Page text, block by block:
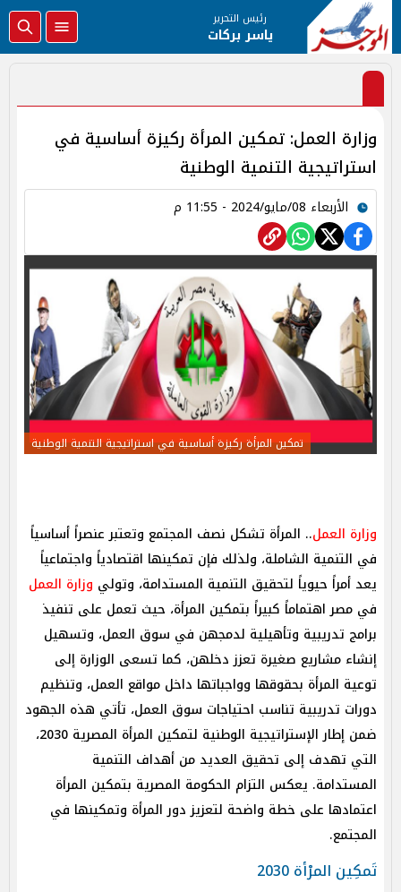
رئيس التحرير
ياسر بركات
وزارة العمل: تمكين المرأة ركيزة أساسية في
استراتيجية التنمية الوطنية
الأربعاء 08/مايو/2024 - 11:55 م
تمكين المرأة ركيزة أساسية في استراتيجية التنمية الوطنية
وزارة العمل.. المرأة تشكل نصف المجتمع وتعتبر عنصراً أساسياً
في التنمية الشاملة، ولذلك فإن تمكينها اقتصادياً واجتماعياً
يعد أمراً حيوياً لتحقيق التنمية المستدامة، وتولي وزارة العمل
في مصر اهتماماً كبيراً بتمكين المرأة، حيث تعمل على تنفيذ
برامج تدريبية وتأهيلية لدمجهن في سوق العمل، وتسهيل
إنشاء مشاريع صغيرة تعزز دخلهن، كما تسعى الوزارة إلى
توعية المرأة بحقوقها وواجباتها داخل مواقع العمل، وتنظيم
دورات تدريبية تناسب احتياجات سوق العمل، تأتي هذه الجهود
ضمن إطار الإستراتيجية الوطنية لتمكين المرأة المصرية 2030،
التي تهدف إلى تحقيق العديد من أهداف التنمية
المستدامة. يعكس التزام الحكومة المصرية بتمكين المرأة
اعتمادها على خطة واضحة لتعزيز دور المرأة وتمكينها في
المجتمع.
تَمكِين المرْأة 2030